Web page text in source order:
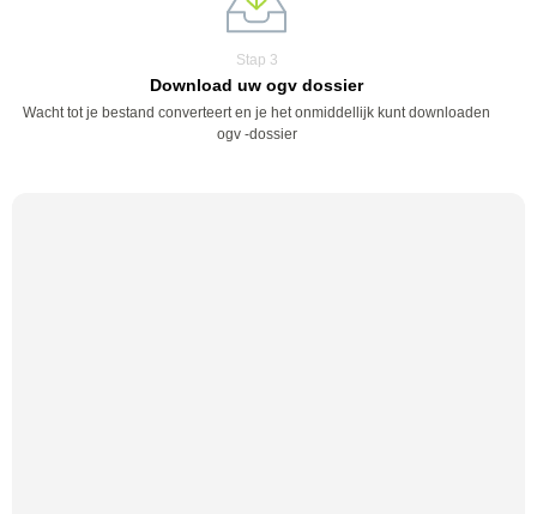
Stap 3
Download uw ogv dossier
Wacht tot je bestand converteert en je het onmiddellijk kunt downloaden
ogv -dossier